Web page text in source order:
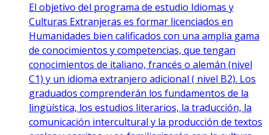
El objetivo del programa de estudio Idiomas y
Culturas Extranjeras es formar licenciados en
Humanidades bien calificados con una amplia gama
de conocimientos y competencias, que tengan
conocimientos de italiano, francés o alemán (nivel
C1) y un idioma extranjero adicional ( nivel B2). Los
graduados comprenderán los fundamentos de la
lingüística, los estudios literarios, la traducción, la
comunicación intercultural y la producción de textos